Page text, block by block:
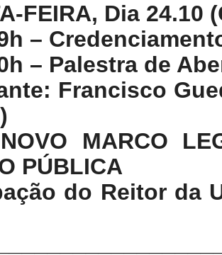
FEIRA, Dia 24.10
–
– Palestra de
Francisco
MARCO
PÚBLICA
do Reitor da